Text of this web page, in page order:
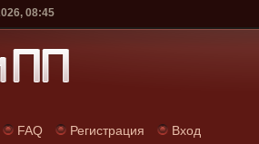
08:45
FAQ Регистрация Вход